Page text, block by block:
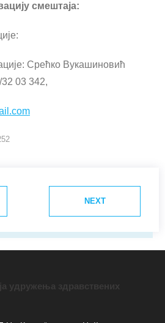
смештаја:
Срећко Вукашиновић
03 342,
NEXT
удружења здравствених